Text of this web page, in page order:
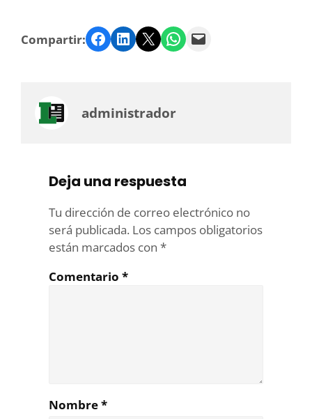
Compartir: Facebook LinkedIn Twitter WhatsApp Email
administrador
Deja una respuesta
Tu dirección de correo electrónico no
será publicada. Los campos obligatorios
están marcados con *
Comentario *
Nombre*